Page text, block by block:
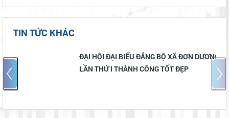
TIN TỨC KHÁC
ĐẠI HỘI ĐẠI BIỂU ĐẢNG BỘ XÃ ĐƠN DƯƠNG
LẦN THỨ I THÀNH CÔNG TỐT ĐẸP